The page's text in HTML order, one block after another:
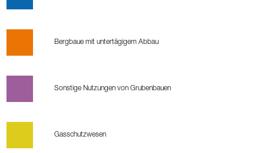
Bergbaue mit untertägigem Abbau
Sonstige Nutzungen von Grubenbauen
Gasschutzwesen